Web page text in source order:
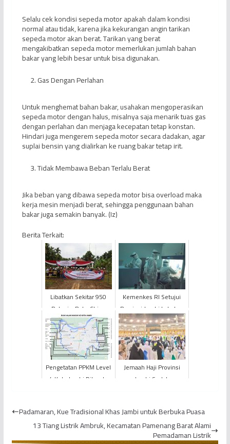
Selalu cek kondisi sepeda motor apakah dalam kondisi
normal atau tidak, karena jika kekurangan angin tarikan
sepeda motor akan berat. Tarikan yang berat
mengakibatkan sepeda motor memerlukan jumlah bahan
bakar yang lebih besar untuk bisa digunakan.
Gas Dengan Perlahan
Untuk menghemat bahan bakar, usahakan mengoperasikan
sepeda motor dengan halus, misalnya saja menarik tuas gas
dengan perlahan dan menjaga kecepatan tetap konstan.
Hindari juga mengerem sepeda motor secara dadakan, agar
suplai bensin yang dialirkan ke ruang bakar tetap irit.
Tidak Membawa Beban Terlalu Berat
Jika beban yang dibawa sepeda motor bisa overload maka
kerja mesin menjadi berat, sehingga penggunaan bahan
bakar juga semakin banyak. (Iz)
Berita Terkait:
Libatkan Sekitar 950
Pekerja, PetroChina
Lanjutkan Tahapan
Survei Seismik 3D &
2D...
Kemenkes RI Setujui
Provinsi Jambi Lakukan
Uji SWAB Mandiri
Pengetatan PPKM Level
4 Kota Jambi Ditunda
Jemaah Haji Provinsi
Jambi Sudah
Padamaran, Kue Tradisional Khas Jambi untuk Berbuka Puasa
13 Tiang Listrik Ambruk, Kecamatan Pamenang Barat Alami
Pemadaman Listrik